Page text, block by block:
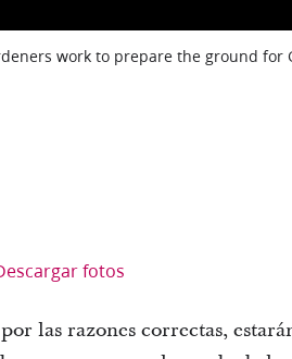
work to prepare the ground for
fotos
las razones correctas,